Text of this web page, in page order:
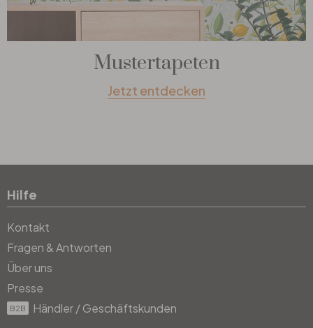
Mustertapeten
Jetzt entdecken
Hilfe
Kontakt
Fragen & Antworten
Über uns
Presse
B2B Händler / Geschäftskunden